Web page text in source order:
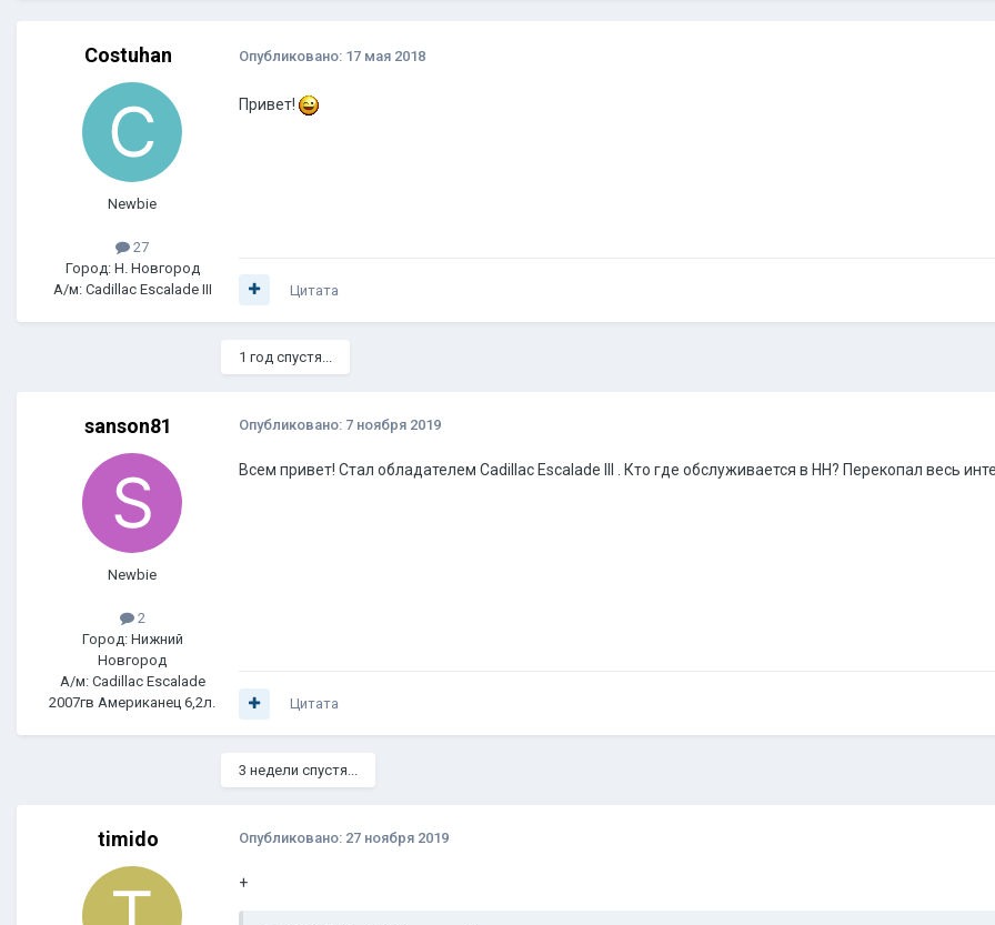
Costuhan
Newbie
27
Город: Н. Новгород
А/м: Cadillac Escalade III
Опубликовано: 17 мая 2018
Привет!
Цитата
1 год спустя...
sanson81
Newbie
2
Город: Нижний
Новгород
А/м: Cadillac Escalade
2007гв Американец 6,2л.
Опубликовано: 7 ноября 2019
Всем привет! Стал обладателем Cadillac Escalade III . Кто где обслуживается в НН? Перекопал весь
Цитата
3 недели спустя...
timido Опубликовано: 27 ноября 2019
+